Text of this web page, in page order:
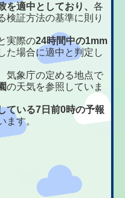
を適中としており、各
検証方法の基準に則り
実際の24時間中の1mm
た場合に適中と判定し
気象庁の定める地点で
の天気を参照していま
ている7日前0時の予報
ます。